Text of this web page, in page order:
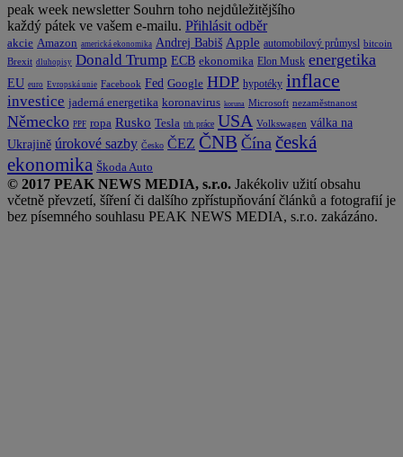
peak week newsletter Souhrn toho nejdůležitějšího
každý pátek ve vašem e-mailu. Přihlásit odběr
akcie Amazon americká ekonomika Andrej Babiš Apple automobilový průmysl bitcoin
Brexit dluhopisy Donald Trump ECB ekonomika Elon Musk energetika
EU euro Evropská unie Facebook Fed Google HDP hypotéky inflace
investice jaderná energetika koronavirus koruna Microsoft nezaměstnanost
Německo PPF ropa Rusko Tesla trh práce USA Volkswagen válka na
Ukrajině úrokové sazby Česko ČEZ ČNB Čína česká
ekonomika Škoda Auto
© 2017 PEAK NEWS MEDIA, s.r.o. Jakékoliv užití obsahu
včetně převzetí, šíření či dalšího zpřístupňování článků a fotografií je
bez písemného souhlasu PEAK NEWS MEDIA, s.r.o. zakázáno.